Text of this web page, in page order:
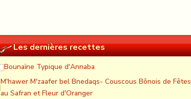
Les dernières recettes
Bounaïne Typique d'Annaba
M'hawer M'zaafer bel Bnedaqs- Couscous Bônois de Fêtes
au Safran et Fleur d'Oranger